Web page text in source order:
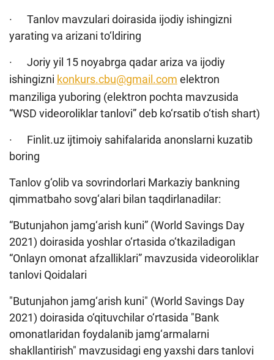
· Tanlov mavzulari doirasida ijodiy ishingizni
yarating va arizani to‘ldiring
· Joriy yil 15 noyabrga qadar ariza va ijodiy
ishingizni konkurs.cbu@gmail.com elektron
manziliga yuboring (elektron pochta mavzusida
“WSD videoroliklar tanlovi” deb ko‘rsatib o‘tish shart)
· Finlit.uz ijtimoiy sahifalarida anonslarni kuzatib
boring
Tanlov g‘olib va sovrindorlari Markaziy bankning
qimmatbaho sovg‘alari bilan taqdirlanadilar:
“Butunjahon jamg‘arish kuni” (World Savings Day
2021) doirasida yoshlar o‘rtasida o‘tkaziladigan
“Onlayn omonat afzalliklari” mavzusida videoroliklar
tanlovi Qoidalari
"Butunjahon jamg‘arish kuni" (World Savings Day
2021) doirasida o‘qituvchilar o‘rtasida "Bank
omonatlaridan foydalanib jamg‘armalarni
shakllantirish" mavzusidagi eng yaxshi dars tanlovi